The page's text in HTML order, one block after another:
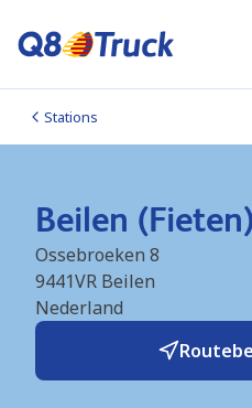
Stations
Beilen
Ossebroeken 8
9441VR Beilen
Nederland